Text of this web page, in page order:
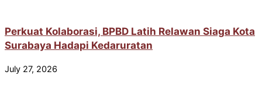
Perkuat Kolaborasi, BPBD Latih Relawan Siaga Kota
Surabaya Hadapi Kedaruratan
July 27, 2026